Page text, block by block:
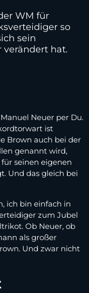
WM für
so
sein
verändert hat.
Neuer per Du.
ist
Brown auch bei der
genannt wird,
seinen eigenen
Und das gleich bei
ich bin einfach in
zum Jubel
Ob Neuer, ob
als großer
Und zwar nicht